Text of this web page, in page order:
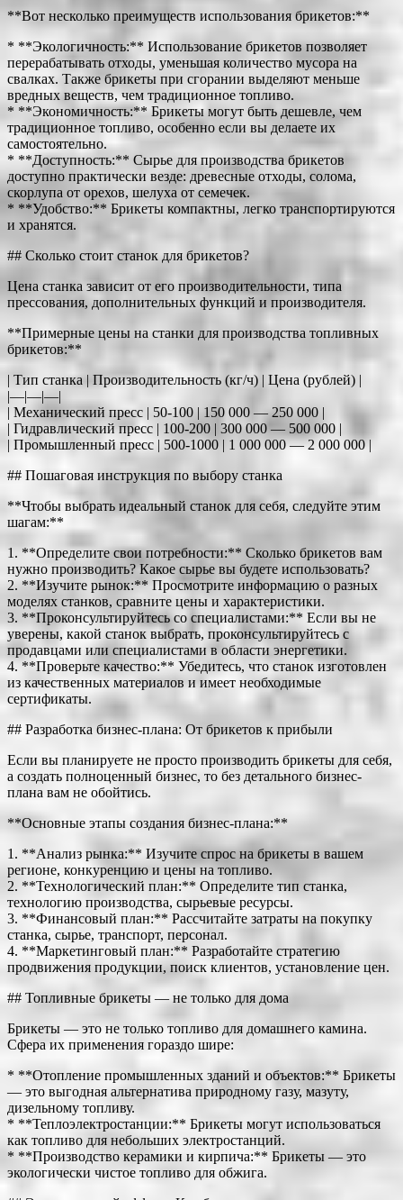
**Вот несколько преимуществ использования брикетов:**
* **Экологичность:** Использование брикетов позволяет
перерабатывать отходы, уменьшая количество мусора на
свалках. Также брикеты при сгорании выделяют меньше
вредных веществ, чем традиционное топливо.
* **Экономичность:** Брикеты могут быть дешевле, чем
традиционное топливо, особенно если вы делаете их
самостоятельно.
* **Доступность:** Сырье для производства брикетов
доступно практически везде: древесные отходы, солома,
скорлупа от орехов, шелуха от семечек.
* **Удобство:** Брикеты компактны, легко транспортируются
и хранятся.
## Сколько стоит станок для брикетов?
Цена станка зависит от его производительности, типа
прессования, дополнительных функций и производителя.
**Примерные цены на станки для производства топливных
брикетов:**
| Тип станка | Производительность (кг/ч) | Цена (рублей) |
|—|—|—|
| Механический пресс | 50-100 | 150 000 — 250 000 |
| Гидравлический пресс | 100-200 | 300 000 — 500 000 |
| Промышленный пресс | 500-1000 | 1 000 000 — 2 000 000 |
## Пошаговая инструкция по выбору станка
**Чтобы выбрать идеальный станок для себя, следуйте этим
шагам:**
1. **Определите свои потребности:** Сколько брикетов вам
нужно производить? Какое сырье вы будете использовать?
2. **Изучите рынок:** Просмотрите информацию о разных
моделях станков, сравните цены и характеристики.
3. **Проконсультируйтесь со специалистами:** Если вы не
уверены, какой станок выбрать, проконсультируйтесь с
продавцами или специалистами в области энергетики.
4. **Проверьте качество:** Убедитесь, что станок изготовлен
из качественных материалов и имеет необходимые
сертификаты.
## Разработка бизнес-плана: От брикетов к прибыли
Если вы планируете не просто производить брикеты для себя,
а создать полноценный бизнес, то без детального бизнес-
плана вам не обойтись.
**Основные этапы создания бизнес-плана:**
1. **Анализ рынка:** Изучите спрос на брикеты в вашем
регионе, конкуренцию и цены на топливо.
2. **Технологический план:** Определите тип станка,
технологию производства, сырьевые ресурсы.
3. **Финансовый план:** Рассчитайте затраты на покупку
станка, сырье, транспорт, персонал.
4. **Маркетинговый план:** Разработайте стратегию
продвижения продукции, поиск клиентов, установление цен.
## Топливные брикеты — не только для дома
Брикеты — это не только топливо для домашнего камина.
Сфера их применения гораздо шире:
* **Отопление промышленных зданий и объектов:** Брикеты
— это выгодная альтернатива природному газу, мазуту,
дизельному топливу.
* **Теплоэлектростанции:** Брикеты могут использоваться
как топливо для небольших электростанций.
* **Производство керамики и кирпича:** Брикеты — это
экологически чистое топливо для обжига.